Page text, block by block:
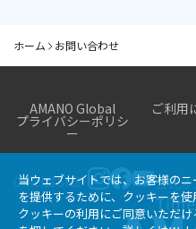
ホーム お問い合わせ
AMANO Global ご利用
プライバシーポリシ
ー
Official SNS 公式
当ウェブサイトでは、お客様の
を提供するために、クッキーを使
クッキーの利用にご同意いただ